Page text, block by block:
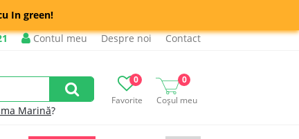
In green!
Contul meu Despre noi Contact
Favorite
0
Coșul meu
0
Marină?